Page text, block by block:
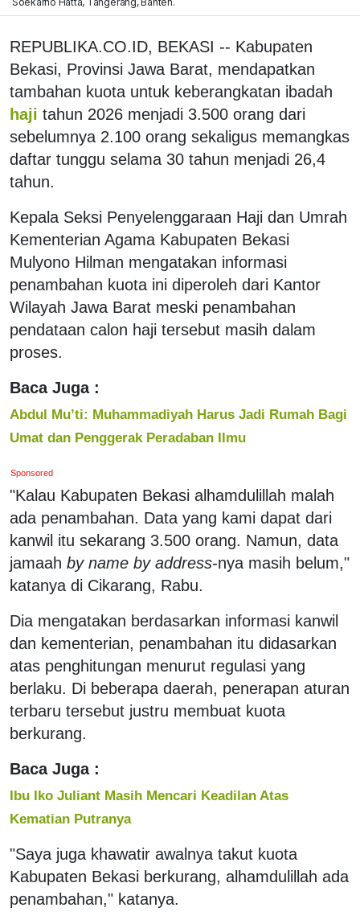
REPUBLIKA.CO.ID, BEKASI -- Kabupaten
Bekasi, Provinsi Jawa Barat, mendapatkan
tambahan kuota untuk keberangkatan ibadah
haji tahun 2026 menjadi 3.500 orang dari
sebelumnya 2.100 orang sekaligus memangkas
daftar tunggu selama 30 tahun menjadi 26,4
tahun.
Kepala Seksi Penyelenggaraan Haji dan Umrah
Kementerian Agama Kabupaten Bekasi
Mulyono Hilman mengatakan informasi
penambahan kuota ini diperoleh dari Kantor
Wilayah Jawa Barat meski penambahan
pendataan calon haji tersebut masih dalam
proses.
Baca Juga :
Abdul Mu’ti: Muhammadiyah Harus Jadi Rumah Bagi
Umat dan Penggerak Peradaban Ilmu
Sponsored
"Kalau Kabupaten Bekasi alhamdulillah malah
ada penambahan. Data yang kami dapat dari
kanwil itu sekarang 3.500 orang. Namun, data
jamaah by name by address-nya masih belum,"
katanya di Cikarang, Rabu.
Dia mengatakan berdasarkan informasi kanwil
dan kementerian, penambahan itu didasarkan
atas penghitungan menurut regulasi yang
berlaku. Di beberapa daerah, penerapan aturan
terbaru tersebut justru membuat kuota
berkurang.
Baca Juga :
Ibu Iko Juliant Masih Mencari Keadilan Atas
Kematian Putranya
"Saya juga khawatir awalnya takut kuota
Kabupaten Bekasi berkurang, alhamdulillah ada
penambahan," katanya.